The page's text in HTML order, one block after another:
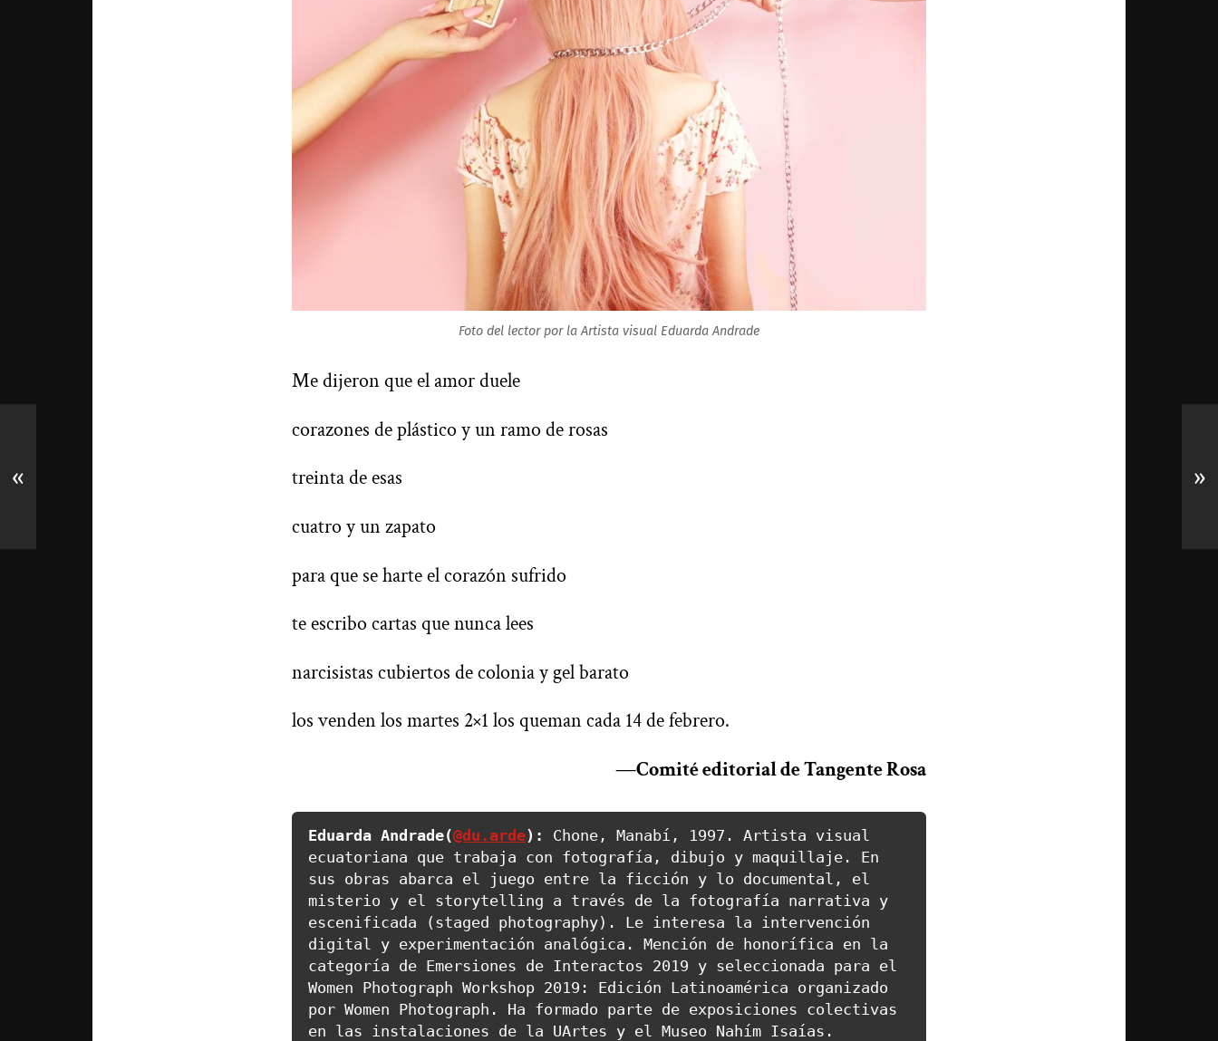
Foto del lector por la Artista visual Eduarda Andrade
Me dijeron que el amor duele
corazones de plástico y un ramo de rosas
treinta de esas
cuatro y un zapato
para que se harte el corazón sufrido
te escribo cartas que nunca lees
narcisistas cubiertos de colonia y gel barato
los venden los martes 2×1 los queman cada 14 de febrero.
—Comité editorial de Tangente Rosa
Eduarda Andrade(@du.arde):
Chone, Manabí, 1997. Artista visual
ecuatoriana que trabaja con fotografía, dibujo y maquillaje. En
sus obras abarca el juego entre la ficción y lo documental, el
misterio y el storytelling a través de la fotografía narrativa y
escenificada (staged photography). Le interesa la intervención
digital y experimentación analógica. Mención de honorífica en la
categoría de Emersiones de Interactos 2019 y seleccionada para el
Women Photograph Workshop 2019: Edición Latinoamérica organizado
por Women Photograph. Ha formado parte de exposiciones colectivas
en las instalaciones de la UArtes y el Museo Nahím Isaías.
« »